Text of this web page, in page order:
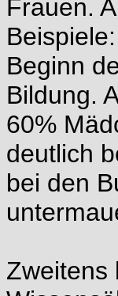
Frauen.
Beginn
Bildung.
60%
deutlich
bei den
Zweitens